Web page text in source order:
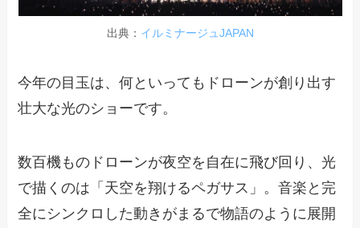
出典： イルミナージュJAPAN
今年の目玉は、何といってもドローンが創り出す
壮大な光のショーです。
数百機ものドローンが夜空を自在に飛び回り、光
で描くのは「天空を翔けるペガサス」。音楽と完
全にシンクロした動きがまるで物語のように展開